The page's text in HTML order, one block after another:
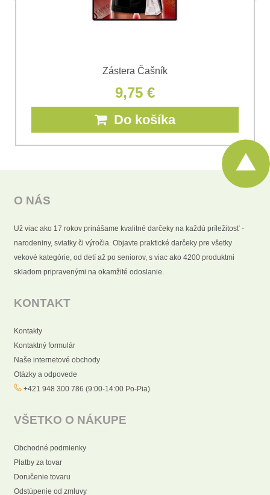
Zástera Čašník
9,75 €
Do košíka
O NÁS
Už viac ako 17 rokov prinášame kvalitné darčeky na každú príležitosť -
narodeniny, sviatky či výročia. Objavte praktické darčeky pre všetky
vekové kategórie, od detí až po seniorov, s viac ako 4200 produktmi
skladom pripravenými na okamžité odoslanie.
KONTAKT
Kontakty
Kontaktný formulár
Naše internetové obchody
Otázky a odpovede
+421 948 300 786 (9:00-14:00 Po-Pia)
VŠETKO O NÁKUPE
Obchodné podmienky
Platby za tovar
Doručenie tovaru
Odstúpenie od zmluvy